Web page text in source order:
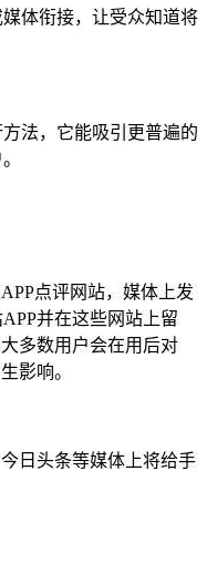
体衔接，让受众知道将
法，它能吸引更普遍的
点评网站，媒体上发
并在这些网站上留
多数用户会在用后对
影响。
日头条等媒体上将给手